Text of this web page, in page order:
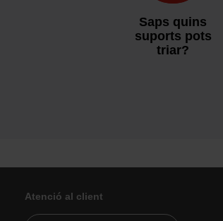
Saps quins
suports pots
triar?
Atenció al client